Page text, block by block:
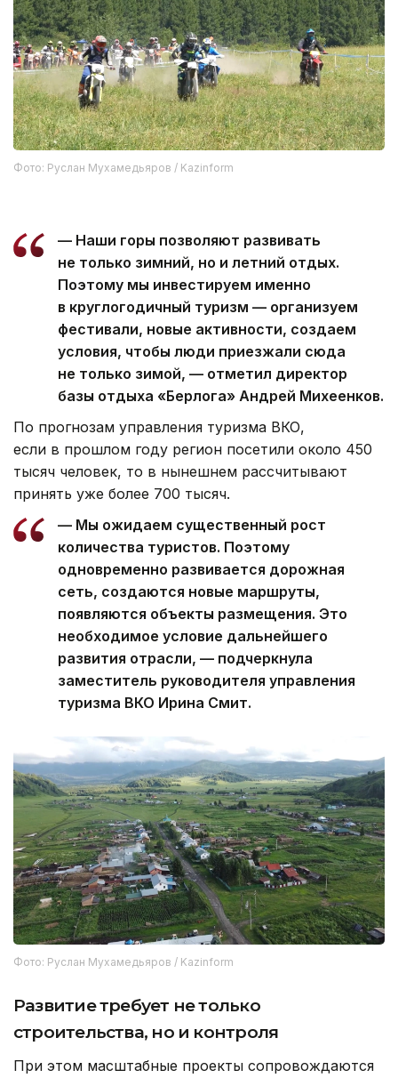
Фото: Руслан Мухамедьяров / Kazinform
— Наши горы позволяют развивать
не только зимний, но и летний отдых.
Поэтому мы инвестируем именно
в круглогодичный туризм — организуем
фестивали, новые активности, создаем
условия, чтобы люди приезжали сюда
не только зимой, — отметил директор
базы отдыха «Берлога» Андрей Михеенков.
По прогнозам управления туризма ВКО,
если в прошлом году регион посетили около 450
тысяч человек, то в нынешнем рассчитывают
принять уже более 700 тысяч.
— Мы ожидаем существенный рост
количества туристов. Поэтому
одновременно развивается дорожная
сеть, создаются новые маршруты,
появляются объекты размещения. Это
необходимое условие дальнейшего
развития отрасли, — подчеркнула
заместитель руководителя управления
туризма ВКО Ирина Смит.
Фото: Руслан Мухамедьяров / Kazinform
Развитие требует не только
строительства, но и контроля
При этом масштабные проекты сопровождаются